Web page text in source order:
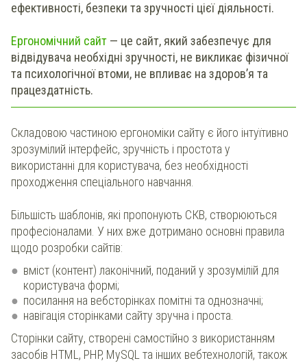
ефективності, безпеки та зручності цієї діяльності.
Ергономічний сайт — це сайт, який забезпечує для
відвідувача необхідні зручності, не викликає фізичної
та психологічної втоми, не впливає на здоров’я та
працездатність.
Складовою частиною ергономіки сайту є його інтуїтивно
зрозумілий інтерфейс, зручність і простота у
використанні для користувача, без необхідності
проходження спеціального навчання.
Більшість шаблонів, які пропонують СКВ, створюються
професіоналами. У них вже дотримано основні правила
щодо розробки сайтів:
вміст (контент) лаконічний, поданий у зрозумілій для
користувача формі;
посилання на вебсторінках помітні та однозначні;
навігація сторінками сайту зручна і проста.
Сторінки сайту, створені самостійно з використанням
засобів HTML, PHP, MySQL та інших вебтехнологій, також